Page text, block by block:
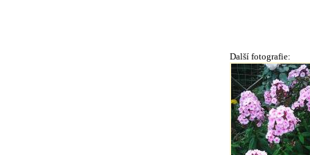
Další fotografie: